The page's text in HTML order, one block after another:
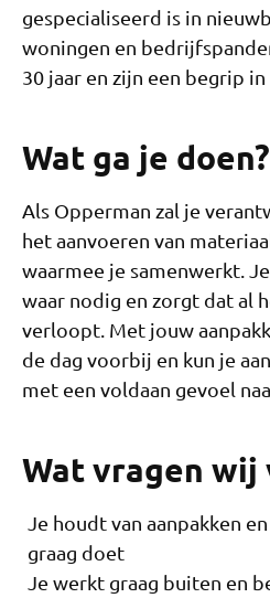
gespecialiseerd is in
woningen en
30 jaar en zijn een begrip in
Wat ga je doen?
Als Opperman zal je
het aanvoeren van
waarmee je samenwerkt.
waar nodig en zorgt dat al
verloopt. Met jouw
de dag voorbij en kun je
met een voldaan gevoel
Wat vragen wij
Je houdt van aanpakken
graag doet
Je werkt graag buiten en